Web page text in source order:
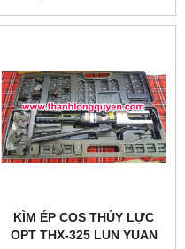
KÌM ÉP COS THỦY LỰC
OPT THX-325 LUN YUAN